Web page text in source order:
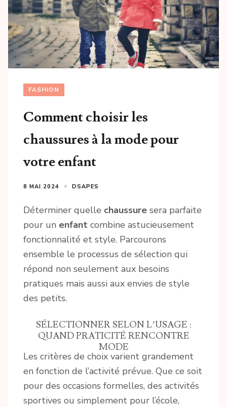
FASHION
Comment choisir les
chaussures à la mode pour
votre enfant
8 MAI 2024 DSAPES
Déterminer quelle chaussure sera parfaite
pour un enfant combine astucieusement
fonctionnalité et style. Parcourons
ensemble le processus de sélection qui
répond non seulement aux besoins
pratiques mais aussi aux envies de style
des petits.
SÉLECTIONNER SELON L’USAGE :
QUAND PRATICITÉ RENCONTRE
MODE
Les critères de choix varient grandement
en fonction de l’activité prévue. Que ce soit
pour des occasions formelles, des activités
sportives ou simplement pour l’école,